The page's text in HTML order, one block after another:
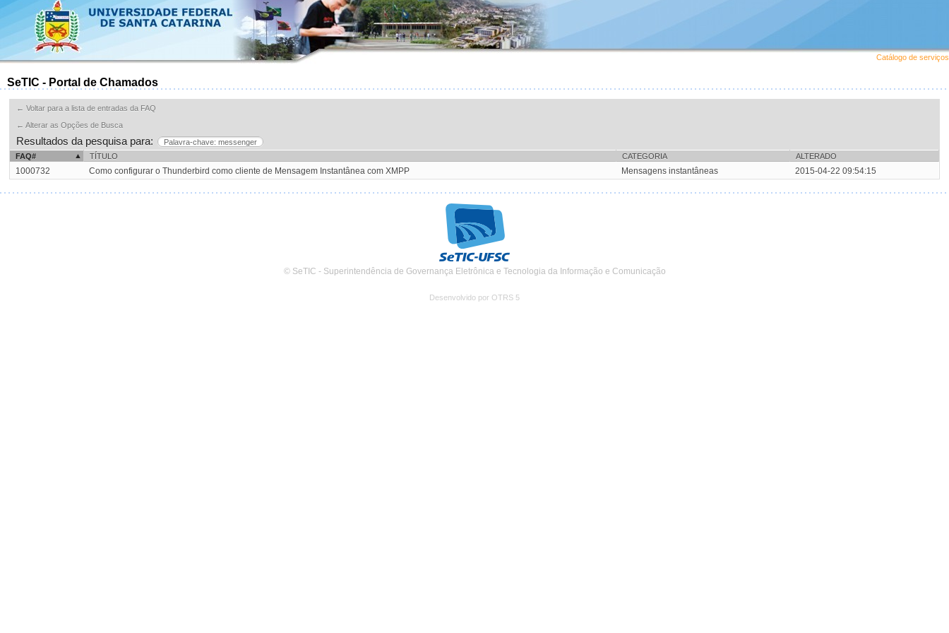
Catálogo de serviços
SeTIC - Portal de Chamados
← Voltar para a lista de entradas da FAQ
← Alterar as Opções de Busca
Resultados da pesquisa para:
Palavra-chave: messenger
FAQ#
TÍTULO CATEGORIA ALTERADO
1000732 Como configurar o Thunderbird como cliente de Mensagem Instantânea com XMPP Mensagens instantâneas 2015-04-22 09:54:15
© SeTIC - Superintendência de Governança Eletrônica e Tecnologia da Informação e Comunicação
Desenvolvido por OTRS 5